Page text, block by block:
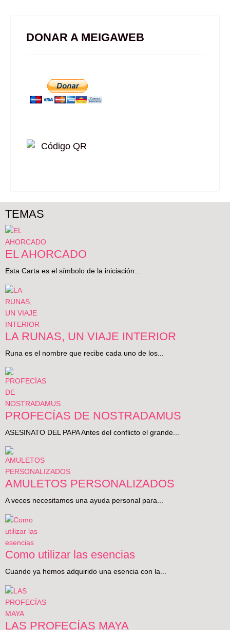
DONAR A MEIGAWEB
TEMAS
EL AHORCADO
Esta Carta es el símbolo de la iniciación...
LA RUNAS, UN VIAJE INTERIOR
Runa es el nombre que recibe cada uno de los...
PROFECÍAS DE NOSTRADAMUS
ASESINATO DEL PAPA Antes del conflicto el grande...
AMULETOS PERSONALIZADOS
A veces necesitamos una ayuda personal para...
Como utilizar las esencias
Cuando ya hemos adquirido una esencia con la...
LAS PROFECÍAS MAYA